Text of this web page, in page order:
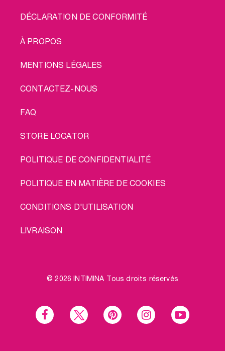
DÉCLARATION DE CONFORMITÉ
LEGAL
À PROPOS
MENTIONS LÉGALES
CONTACTEZ-NOUS
FAQ
STORE LOCATOR
POLITIQUE DE CONFIDENTIALITÉ
POLITIQUE EN MATIÈRE DE COOKIES
CONDITIONS D'UTILISATION
LIVRAISON
© 2026 INTIMINA Tous droits réservés